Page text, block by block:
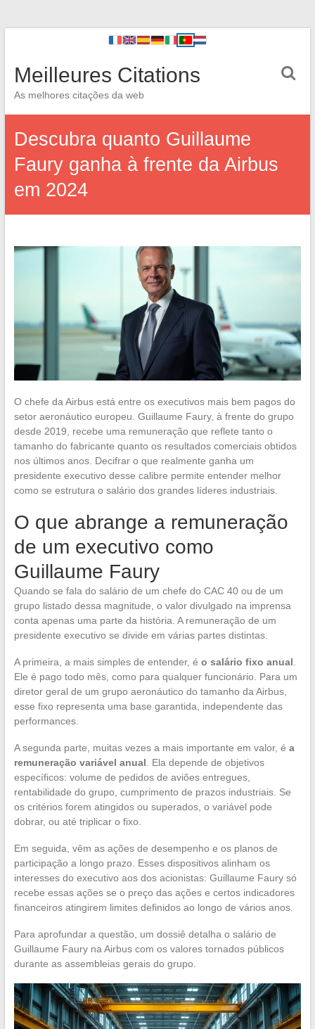
Meilleures Citations
As melhores citações da web
Descubra quanto Guillaume
Faury ganha à frente da Airbus
em 2024
O chefe da Airbus está entre os executivos mais bem pagos do
setor aeronáutico europeu. Guillaume Faury, à frente do grupo
desde 2019, recebe uma remuneração que reflete tanto o
tamanho do fabricante quanto os resultados comerciais obtidos
nos últimos anos. Decifrar o que realmente ganha um
presidente executivo desse calibre permite entender melhor
como se estrutura o salário dos grandes líderes industriais.
O que abrange a remuneração
de um executivo como
Guillaume Faury
Quando se fala do salário de um chefe do CAC 40 ou de um
grupo listado dessa magnitude, o valor divulgado na imprensa
conta apenas uma parte da história. A remuneração de um
presidente executivo se divide em várias partes distintas.
A primeira, a mais simples de entender, é o salário fixo anual
Ele é pago todo mês, como para qualquer funcionário. Para um
diretor geral de um grupo aeronáutico do tamanho da Airbus,
esse fixo representa uma base garantida, independente das
performances.
A segunda parte, muitas vezes a mais importante em valor, é a
remuneração variável anual . Ela depende de objetivos
específicos: volume de pedidos de aviões entregues,
rentabilidade do grupo, cumprimento de prazos industriais. Se
os critérios forem atingidos ou superados, o variável pode
dobrar, ou até triplicar o fixo.
Em seguida, vêm as ações de desempenho e os planos de
participação a longo prazo. Esses dispositivos alinham os
interesses do executivo aos dos acionistas: Guillaume Faury só
recebe essas ações se o preço das ações e certos indicadores
financeiros atingirem limites definidos ao longo de vários anos.
Para aprofundar a questão, um dossiê detalha o salário de
Guillaume Faury na Airbus com os valores tornados públicos
durante as assembleias gerais do grupo.